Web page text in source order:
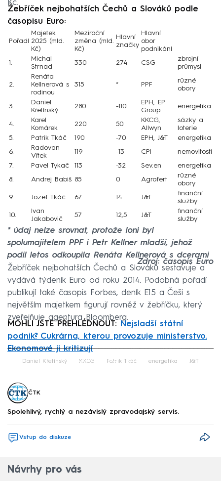
Kč.
Žebříček nejbohatších Čechů a Slováků podle
časopisu Euro:
Pořadí
Majetek
2025 (mld.
Kč)
Meziroční
změna (mld.
Kč)
Hlavní
značky
Hlavní
obor
podnikání
1.
Michal
Strnad
330 274 CSG
zbrojní
průmysl
2.
Renáta
Kellnerová s
rodinou
315 * PPF
různé
obory
3.
Daniel
Křetínský
280 -110
EPH, EP
Group
energetika
4.
Karel
Komárek
220 50
KKCG,
Allwyn
sázky a
loterie
5.
Patrik Tkáč 190 -70 EPH, J&T
energetika
6.
Radovan
Vítek
119 -13 CPI
nemovitosti
7.
Pavel Tykač 113 -32 Sev.en
energetika
8.
Andrej Babiš 85 0 Agrofert
různé
obory
9.
Jozef Tkáč 67 14 J&T
finanční
služby
10.
Ivan
Jakabovič
57 12,5 J&T
finanční
služby
* údaj nelze srovnat, protože loni byl
spolumajitelem PPF i Petr Kellner mladší, jehož
podíl letos odkoupila Renáta Kellnerová s dcerami
Zdroj: časopis Euro
Žebříček nejbohatších Čechů a Slováků sestavuje a
vydává týdeník Euro od roku 2014. Podobná pořadí
publikují také časopis Forbes, deník E15 a Češi s
největším majetkem figurují rovněž v žebříčku, který
zveřejňuje agentura Bloomberg.
MOHLI JSTE PŘEHLÉDNOUT:
Nejsladší státní
podnik? Cukrárna, kterou provozuje ministerstvo.
Ekonomové ji kritizují
Failed to fetch
Daniel Křetínský KKCG Patrik Tkáč energetika J&T
ČTK
Spolehlivý, rychlý a nezávislý zpravodajský servis.
Vstup do diskuze
Návrhy pro vás